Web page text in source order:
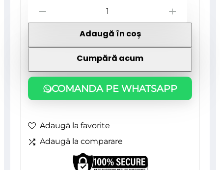
37,08 lei.
COMANDA PE WHATSAPP
Rola
pentru
colantare
bandouri
ornamente
auto
Adaugă în coș
Cumpără acum
Adaugă la favorite
Adaugă la comparare